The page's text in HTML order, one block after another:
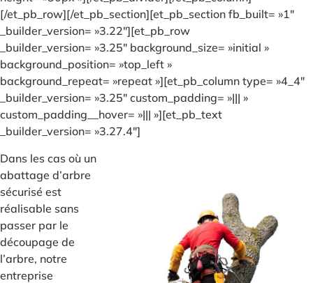
[/et_pb_row][/et_pb_section][et_pb_section fb_built= »1″
_builder_version= »3.22″][et_pb_row
_builder_version= »3.25″ background_size= »initial »
background_position= »top_left »
background_repeat= »repeat »][et_pb_column type= »4_4″
_builder_version= »3.25″ custom_padding= »||| »
custom_padding__hover= »||| »][et_pb_text
_builder_version= »3.27.4″]
Dans les cas où un
abattage d’arbre
sécurisé est
réalisable sans
passer par le
découpage de
l’arbre, notre
entreprise